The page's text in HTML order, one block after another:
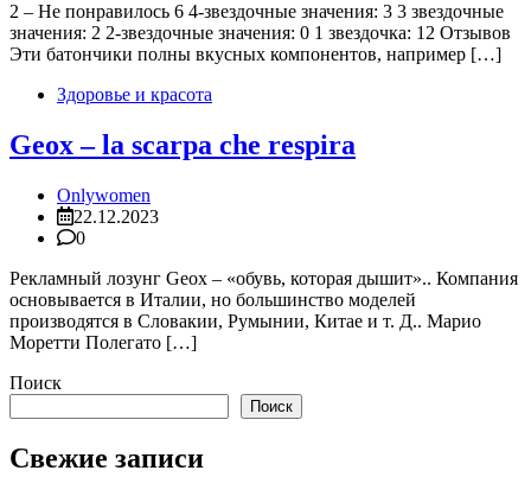
2 – Не понравилось 6 4-звездочные значения: 3 3 звездочные
значения: 2 2-звездочные значения: 0 1 звездочка: 12 Отзывов
Эти батончики полны вкусных компонентов, например […]
Здоровье и красота
Geox – la scarpa che respira
Onlywomen
22.12.2023
0
Рекламный лозунг Geox – «обувь, которая дышит».. Компания
основывается в Италии, но большинство моделей
производятся в Словакии, Румынии, Китае и т. Д.. Марио
Моретти Полегато […]
Поиск
Поиск
Свежие записи